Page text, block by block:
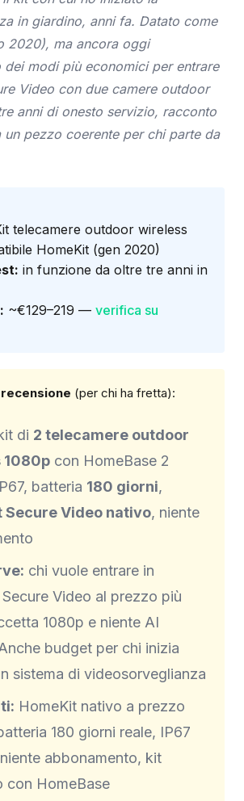
in giardino, anni fa. Datato come
2020), ma ancora oggi
dei modi più economici per entrare
Video con due camere outdoor
anni di onesto servizio, racconto
un pezzo coerente per chi parte da
telecamere outdoor wireless
HomeKit (gen 2020)
in funzione da oltre tre anni in
~€129–219 — verifica su
(per chi ha fretta):
di 2 telecamere outdoor
1080p con HomeBase 2
batteria 180 giorni,
Secure Video nativo, niente
chi vuole entrare in
Video al prezzo più
1080p e niente AI
budget per chi inizia
sistema di videosorveglianza
HomeKit nativo a prezzo
180 giorni reale, IP67
abbonamento, kit
con HomeBase